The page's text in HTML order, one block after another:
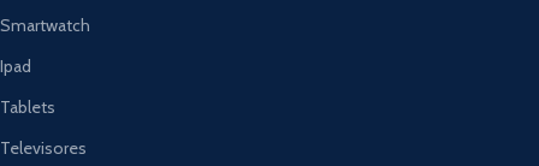
Smartwatch
Ipad
Tablets
Televisores